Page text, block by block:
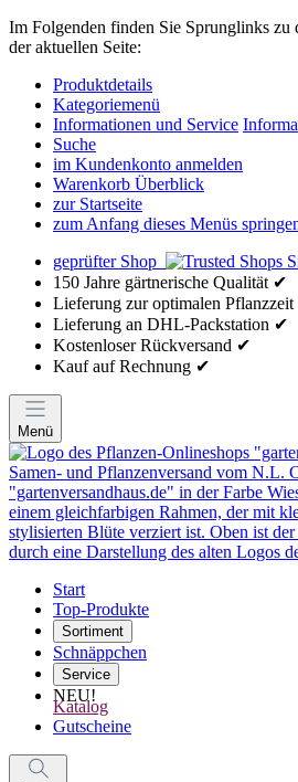
Im Folgenden finden Sie Sprunglinks zu
der aktuellen Seite:
Produktdetails
Kategoriemenü
Informationen und Service
Suche
im Kundenkonto anmelden
Warenkorb Überblick
zur Startseite
zum Anfang dieses Menüs
geprüfter Shop
150 Jahre gärtnerische Qualität ✔
Lieferung zur optimalen
Lieferung an DHL-Packstation ✔
Kostenloser Rückversand ✔
Kauf auf Rechnung ✔
Menü
Start
Top-Produkte
Sortiment
Schnäppchen
Service
NEU!
Katalog
Gutscheine